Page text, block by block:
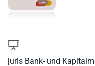
juris Bank- und